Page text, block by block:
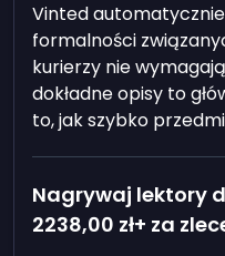
Vinted
formalności
kurierzy nie
dokładne opisy to
to, jak szybko
Nagrywaj lektory
2238,00 zł+ za